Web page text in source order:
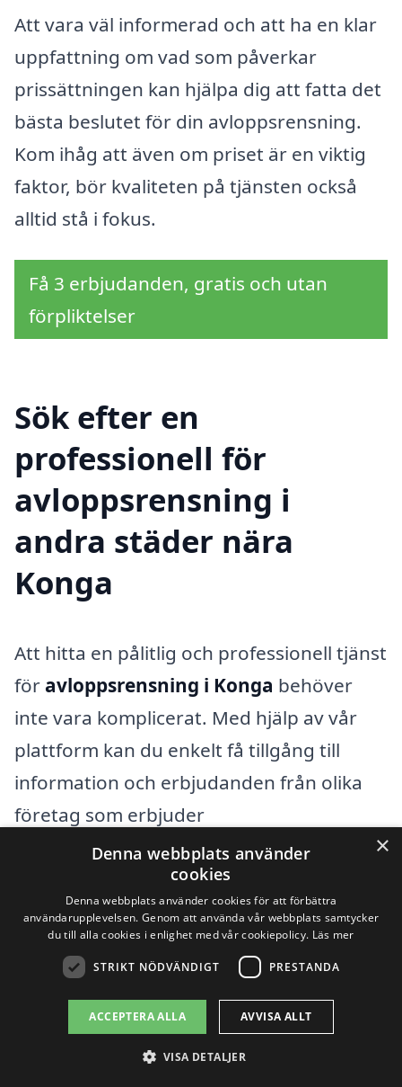
Att vara väl informerad och att ha en klar
uppfattning om vad som påverkar
prissättningen kan hjälpa dig att fatta det
bästa beslutet för din avloppsrensning.
Kom ihåg att även om priset är en viktig
faktor, bör kvaliteten på tjänsten också
alltid stå i fokus.
Få 3 erbjudanden, gratis och utan
förpliktelser
Sök efter en
professionell för
avloppsrensning i
andra städer nära
Konga
Att hitta en pålitlig och professionell tjänst
för avloppsrensning i Konga behöver
inte vara komplicerat. Med hjälp av vår
plattform kan du enkelt få tillgång till
information och erbjudanden från olika
företag som erbjuder
avloppsrensningstjänster i ditt
närområde. Det är viktigt att välja en
erfaren och kunnig leverantör för att
säkerställa att ditt avlopp rensas effektivt
och på ett sätt som skyddar din fastighet.
Om du inte hittar rätt företag direkt i
Konga, finns det flera närliggande städer
×
Denna webbplats använder
cookies
Denna webbplats använder cookies för att förbättra
användarupplevelsen. Genom att använda vår webbplats samtycker
du till alla cookies i enlighet med vår cookiepolicy. Läs mer
STRIKT NÖDVÄNDIGT PRESTANDA
ACCEPTERA ALLA AVVISA ALLT
VISA DETALJER